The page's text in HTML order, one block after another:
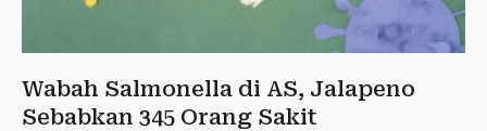
Wabah Salmonella di AS, Jalapeno
Sebabkan 345 Orang Sakit